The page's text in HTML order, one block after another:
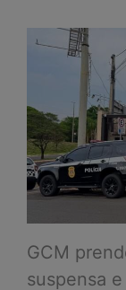
GCM
suspensa